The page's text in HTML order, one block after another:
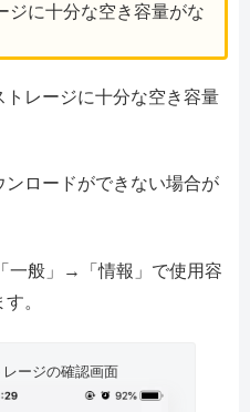
ジに十分な空き容量がな
レージに十分な空き容量
ロードができない場合が
一般」→「情報」で使用容
。
ージの確認画面